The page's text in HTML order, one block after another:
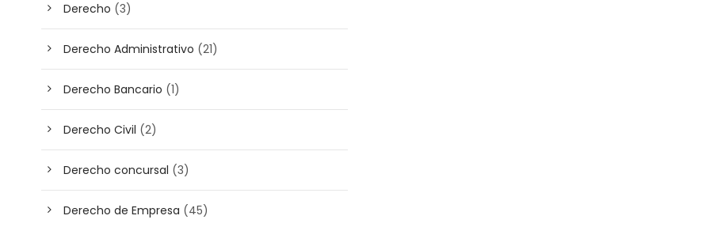
Derecho (3)
Derecho Administrativo (21)
Derecho Bancario (1)
Derecho Civil (2)
Derecho concursal (3)
Derecho de Empresa (45)